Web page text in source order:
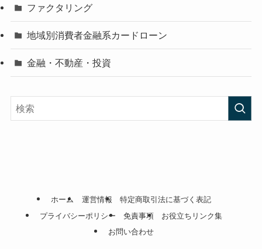
ファクタリング
地域別消費者金融系カードローン
金融・不動産・投資
ホーム 運営情報
特定商取引法に基づく表記
プライバシーポリシー
免責事項
お役立ちリンク集
お問い合わせ